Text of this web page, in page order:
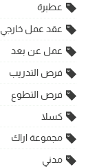
عطبرة
عقد عمل خارجي
عمل عن بعد
فرص التدريب
فرص التطوع
كسلا
مجموعة اراك
مدني